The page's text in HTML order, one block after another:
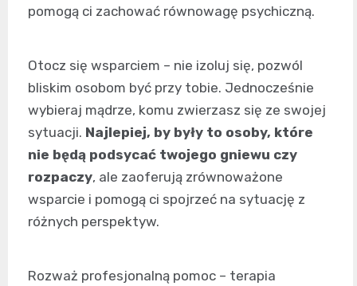
pomogą ci zachować równowagę psychiczną.
Otocz się wsparciem – nie izoluj się, pozwól
bliskim osobom być przy tobie. Jednocześnie
wybieraj mądrze, komu zwierzasz się ze swojej
sytuacji. Najlepiej, by były to osoby, które
nie będą podsycać twojego gniewu czy
rozpaczy, ale zaoferują zrównoważone
wsparcie i pomogą ci spojrzeć na sytuację z
różnych perspektyw.
Rozważ profesjonalną pomoc – terapia